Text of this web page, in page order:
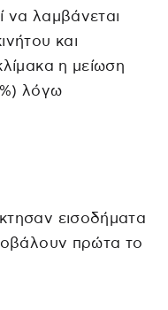
να λαμβάνεται
και
η μείωση
λόγω
εισοδήματα
πρώτα το